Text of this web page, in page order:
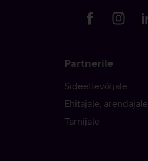
Partnerile
Sideettevõtjale
Ehitajale, arendajale
Tarnijale